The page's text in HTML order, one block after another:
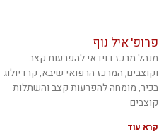
פרופ' איל נוף
מנהל מרכז דוידאי להפרעות קצב
וקוצבים, המרכז הרפואי שיבא, קרדיולוג
בכיר, מומחה להפרעות קצב והשתלות
קוצבים
קרא עוד